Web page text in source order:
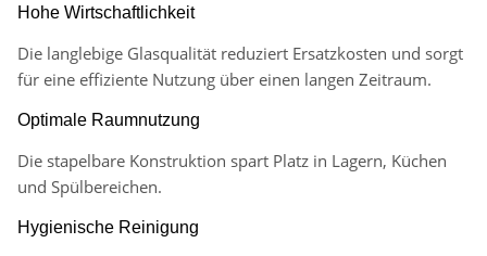
Hohe Wirtschaftlichkeit
Die langlebige Glasqualität reduziert Ersatzkosten und sorgt
für eine effiziente Nutzung über einen langen Zeitraum.
Optimale Raumnutzung
Die stapelbare Konstruktion spart Platz in Lagern, Küchen
und Spülbereichen.
Hygienische Reinigung